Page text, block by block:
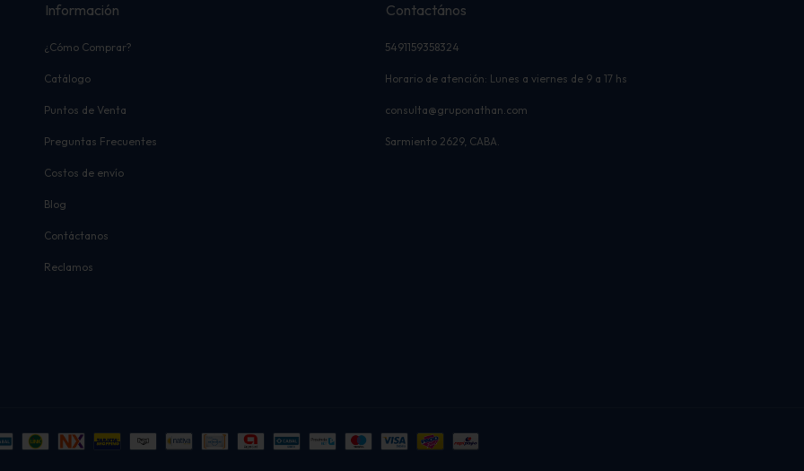
Información
¿Cómo Comprar?
Catálogo
Puntos de Venta
Preguntas Frecuentes
Costos de envío
Blog
Contáctanos
Reclamos
Contactános
5491159358324
Horario de atención: Lunes a viernes de 9 a 17 hs
consulta@gruponathan.com
Sarmiento 2629, CABA.